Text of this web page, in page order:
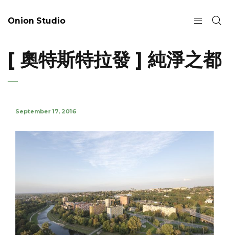
Onion Studio
[ 奧特斯特拉發 ] 純淨之都
September 17, 2016